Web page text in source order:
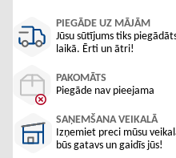
PIEGĀDE UZ MĀJĀM
Jūsu sūtījums tiks
laikā. Ērti un ātri!
PAKOMĀTS
Piegāde nav pieejama
SAŅEMŠANA VEIKALĀ
Izņemiet preci mūsu
būs gatavs un gaidīs jūs!